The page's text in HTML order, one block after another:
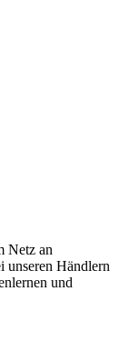
Netz an
unseren Händlern
und